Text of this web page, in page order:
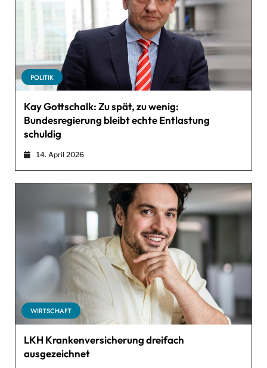
POLITIK
Kay Gottschalk: Zu spät, zu wenig:
Bundesregierung bleibt echte Entlastung
schuldig
14. April 2026
WIRTSCHAFT
LKH Krankenversicherung dreifach
ausgezeichnet